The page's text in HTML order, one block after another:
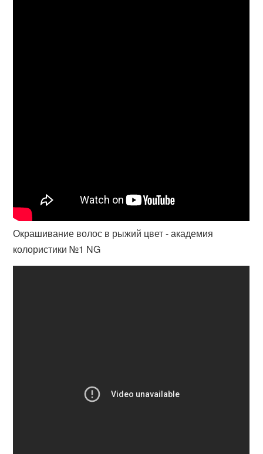
Окрашивание волос в рыжий цвет - академия
колористики №1 NG